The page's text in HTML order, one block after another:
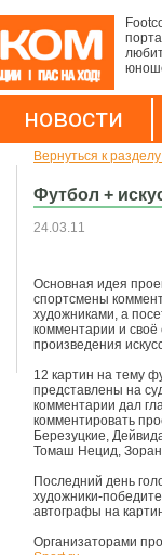
новости
Вернуться к
Футбол +
24.03.11
Основная идея
спортсмены
художниками, а
комментарии и своё
произведения
12 картин на тему
представлены на
комментарии дал
комментировать
Березуцкие,
Томаш Нецид, Зоран
Последний день
художники-
автографы на
Организаторами